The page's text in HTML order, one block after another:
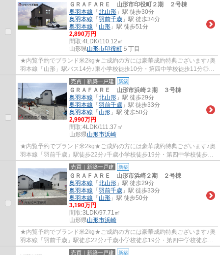
ＧＲＡＦＡＲＥ 山形市印役町２期 ２号棟
奥羽本線 「 北山形 」駅 徒歩30分
奥羽本線 「 羽前千歳 」駅 徒歩34分
奥羽本線 「 山形 」駅 徒歩51分
2,890万円
間取:4LDK/110.12㎡
山形県山形市印役町 ５丁目
★内覧予約でブランド米2kg★ご成約の方には豪華成約特典ございます♪奥
羽本線「山形」駅バス14分♪東小学校徒歩10分・第四中学校徒歩11分◎オ
ール電化仕様♪地盤20年保証・建物最長35年保証♪
売買｜新築一戸建 新築
ＧＲＡＦＡＲＥ 山形市浜崎２期 ３号棟
奥羽本線 「 北山形 」駅 徒歩29分
奥羽本線 「 羽前千歳 」駅 徒歩33分
奥羽本線 「 山形 」駅 徒歩50分
2,990万円
間取:4LDK/111.37㎡
山形県山形市浜崎
★内覧予約でブランド米2kg★ご成約の方には豪華成約特典ございます♪奥
羽本線「羽前千歳」駅徒歩22分♪千歳小学校徒歩19分・第四中学校徒歩20
分◎オール電化仕様♪地盤20年保証・建物最長35...
売買｜新築一戸建 新築
ＧＲＡＦＡＲＥ 山形市浜崎２期 ２号棟
奥羽本線 「 北山形 」駅 徒歩29分
奥羽本線 「 羽前千歳 」駅 徒歩33分
奥羽本線 「 山形 」駅 徒歩50分
3,190万円
間取:3LDK/97.71㎡
山形県山形市浜崎
★内覧予約でブランド米2kg★ご成約の方には豪華成約特典ございます♪奥
羽本線「羽前千歳」駅徒歩22分♪千歳小学校徒歩19分・第四中学校徒歩20
分◎オール電化仕様♪地盤20年保証・建物最長35...
売買｜新築一戸建 新築